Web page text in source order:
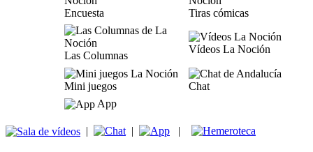
Encuesta Tiras cómicas
Las Columnas
Vídeos La Noción
Mini juegos
Chat
App
| | |